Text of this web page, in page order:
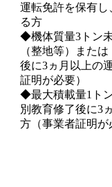
運転免許を保有
る方
◆機体質量3トン
（整地等）また
後に3ヵ月以上の
証明が必要）
◆最大積載量1ト
別教育修了後に3
方（事業者証明が